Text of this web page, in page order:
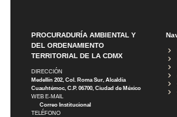
PROCURADURÍA AMBIENTAL Y
DEL ORDENAMIENTO
TERRITORIAL DE LA CDMX
DIRECCIÓN
Medellín 202, Col. Roma Sur, Alcaldía
Cuauhtémoc, C.P. 06700, Ciudad de México
WEB E-MAIL
Correo Institucional
TELÉFONO